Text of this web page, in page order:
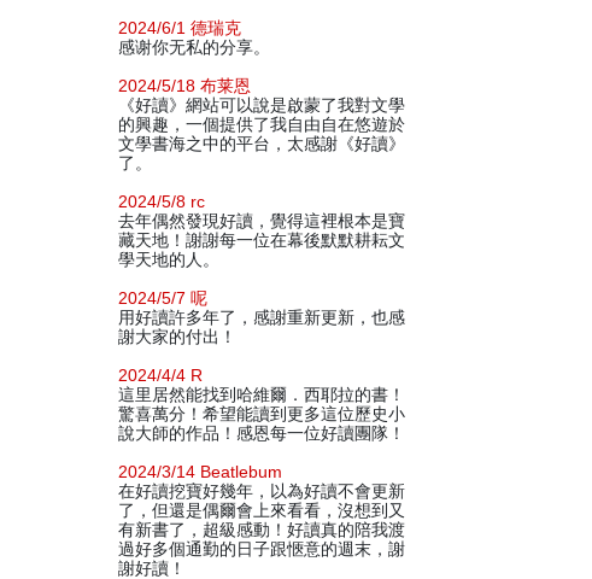
2024/6/1 德瑞克
感谢你无私的分享。
2024/5/18 布莱恩
《好讀》網站可以說是啟蒙了我對文學
的興趣，一個提供了我自由自在悠遊於
文學書海之中的平台，太感謝《好讀》
了。
2024/5/8 rc
去年偶然發現好讀，覺得這裡根本是寶
藏天地！謝謝每一位在幕後默默耕耘文
學天地的人。
2024/5/7 呢
用好讀許多年了，感謝重新更新，也感
謝大家的付出！
2024/4/4 R
這里居然能找到哈維爾．西耶拉的書！
驚喜萬分！希望能讀到更多這位歷史小
說大師的作品！感恩每一位好讀團隊！
2024/3/14 Beatlebum
在好讀挖寶好幾年，以為好讀不會更新
了，但還是偶爾會上來看看，沒想到又
有新書了，超級感動！好讀真的陪我渡
過好多個通勤的日子跟愜意的週末，謝
謝好讀！